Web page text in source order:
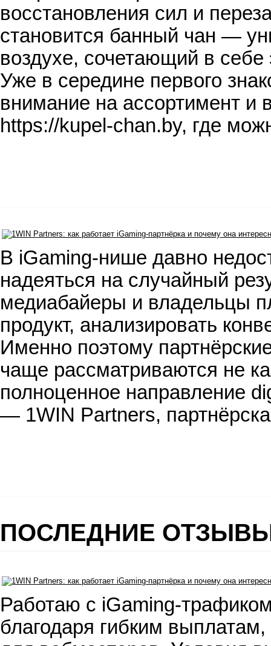
восстановления сил и
становится банный чан —
воздухе, сочетающий в
Уже в середине первого
внимание на ассортимент и
https://kupel-chan.by, где
В iGaming-нише давно
надеяться на случайный
медиабайеры и владельцы
продукт, анализировать
Именно поэтому
чаще рассматриваются не
полноценное направление
— 1WIN Partners,
ПОСЛЕДНИЕ
Работаю с iGaming-
благодаря гибким